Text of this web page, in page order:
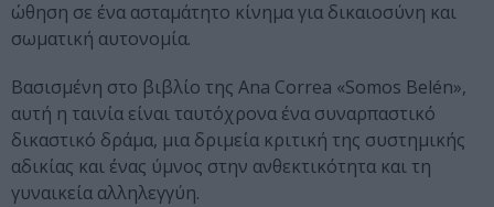
ώθηση σε ένα ασταμάτητο κίνημα για δικαιοσύνη και
σωματική αυτονομία.
Βασισμένη στο βιβλίο της Ana Correa «Somos Belén»,
αυτή η ταινία είναι ταυτόχρονα ένα συναρπαστικό
δικαστικό δράμα, μια δριμεία κριτική της συστημικής
αδικίας και ένας ύμνος στην ανθεκτικότητα και τη
γυναικεία αλληλεγγύη.